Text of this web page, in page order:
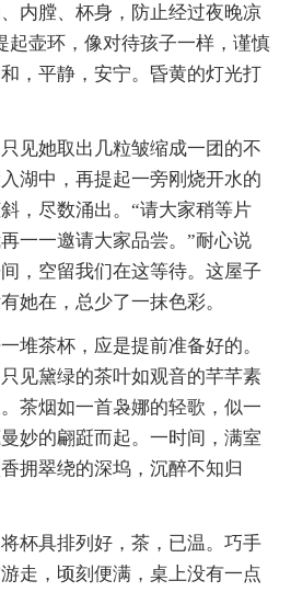
内膛、杯身，防止经过夜晚凉
壶环，像对待孩子一样，谨慎
，平静，安宁。昏黄的灯光打
见她取出几粒皱缩成一团的不
湖中，再提起一旁刚烧开水的
，尽数涌出。“请大家稍等片
一一邀请大家品尝。”耐心说
，空留我们在这等待。这屋子
她在，总少了一抹色彩。
堆茶杯，应是提前准备好的。
见黛绿的茶叶如观音的芊芊素
茶烟如一首袅娜的轻歌，似一
妙的翩跹而起。一时间，满室
拥翠绕的深坞，沉醉不知归
杯具排列好，茶，已温。巧手
走，顷刻便满，桌上没有一点